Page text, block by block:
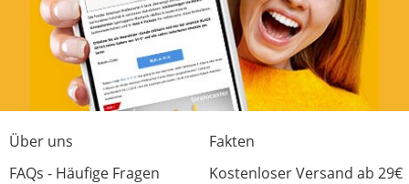
Über uns
Fakten
FAQs - Häufige Fragen
Kostenloser Versand ab 29€